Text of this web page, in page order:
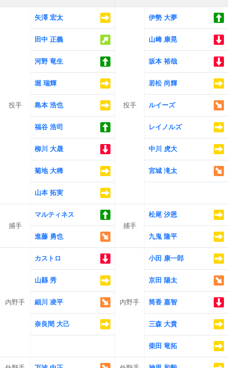
投手
矢澤 宏太
投手
伊勢 大夢
田中 正義 山﨑 康晃
河野 竜生 坂本 裕哉
堀 瑞輝 若松 尚輝
島本 浩也 ルイーズ
福谷 浩司 レイノルズ
柳川 大晟 中川 虎大
菊地 大稀 宮城 滝太
山本 拓実
捕手
マルティネス
捕手
松尾 汐恩
進藤 勇也 九鬼 隆平
内野手
カストロ
内野手
小田 康一郎
山縣 秀 京田 陽太
細川 凌平 筒香 嘉智
奈良間 大己 三森 大貴
柴田 竜拓